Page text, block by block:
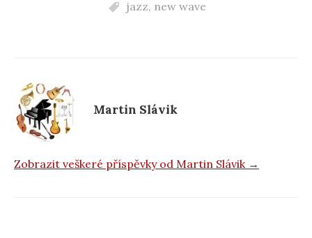
o
k
jazz, new wave
Martin Slávik
Zobrazit veškeré příspěvky od Martin Slávik →